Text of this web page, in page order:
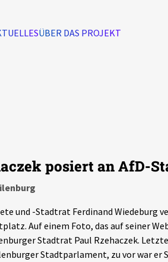
ÜBER DAS PROJEKT
posiert an AfD-
und -Stadtrat Ferdinand Wiedeburg
Auf einem Foto, das auf seiner
Stadtrat Paul Rzehaczek.
Stadtparlament, zu vor war er